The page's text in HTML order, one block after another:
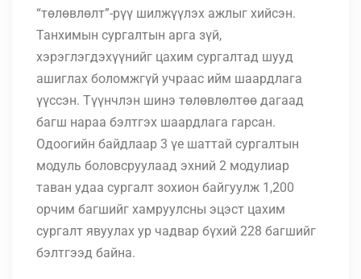
“төлөвлөлт”-рүү шилжүүлэх ажлыг хийсэн.
Танхимын сургалтын арга зүй,
хэрэглэгдэхүүнийг цахим сургалтад шууд
ашиглах боломжгүй учраас ийм шаардлага
үүссэн. Түүнчлэн шинэ төлөвлөлтөө дагаад
багш нараа бэлтгэх шаардлага гарсан.
Одоогийн байдлаар 3 үе шаттай сургалтын
модуль боловсруулаад эхний 2 модулиар
таван удаа сургалт зохион байгуулж 1,200
орчим багшийг хамруулсны эцэст цахим
сургалт явуулах ур чадвар бүхий 228 багшийг
бэлтгээд байна.